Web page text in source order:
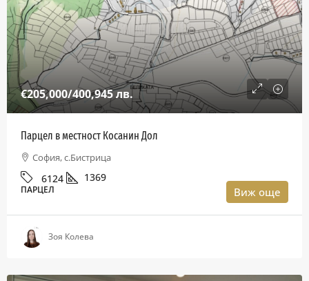
€205,000/400,945 лв.
Парцел в местност Косанин Дол
София, с.Бистрица
6124 1369
ПАРЦЕЛ Виж още
Зоя Колева